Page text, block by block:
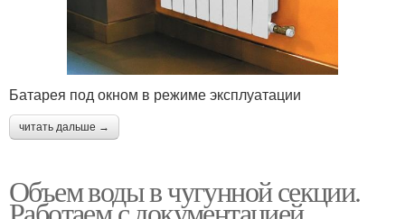
Батарея под окном в режиме эксплуатации
читать дальше →
Объем воды в чугунной секции.